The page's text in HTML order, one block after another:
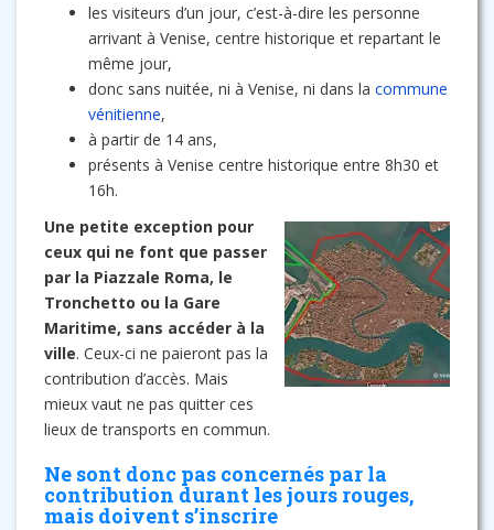
les visiteurs d’un jour, c’est-à-dire les personne
arrivant à Venise, centre historique et repartant le
même jour,
donc sans nuitée, ni à Venise, ni dans la commune
vénitienne,
à partir de 14 ans,
présents à Venise centre historique entre 8h30 et
16h.
Une petite exception pour
ceux qui ne font que passer
par la Piazzale Roma, le
Tronchetto ou la Gare
Maritime, sans accéder à la
ville. Ceux-ci ne paieront pas la
contribution d’accès. Mais
mieux vaut ne pas quitter ces
lieux de transports en commun.
Ne sont donc pas concernés par la
contribution durant les jours rouges,
mais doivent s’inscrire